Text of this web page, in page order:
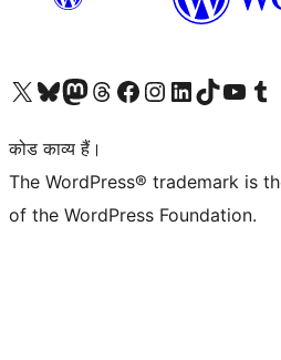
Visit our X (formerly Twitter) account
हमारे बलुस्की खाते पर जाएँVisit our Mastodon account
हमारे थ्रेड्स अकाउंट पर जाएंहमारे फेसबुक पेज पर जाएँहमारे इंस्टाग्राम अकाउंट पर जाएंहमारे लिंक्डइन खाते पर जाएँहमारे टिकटॉक खाते पर जाएँहमारे यूट्यूब चैनल पर जाएंहमारे Tumblr खाते पर जाएँ
कोड काव्य हैं।
The WordPress® trademark is
of the WordPress Foundation.